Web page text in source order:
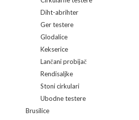
Diht-abrihter
Ger testere
Glodalice
Kekserice
Lančani probijač
Rendisaljke
Stoni cirkulari
Ubodne testere
Brusilice